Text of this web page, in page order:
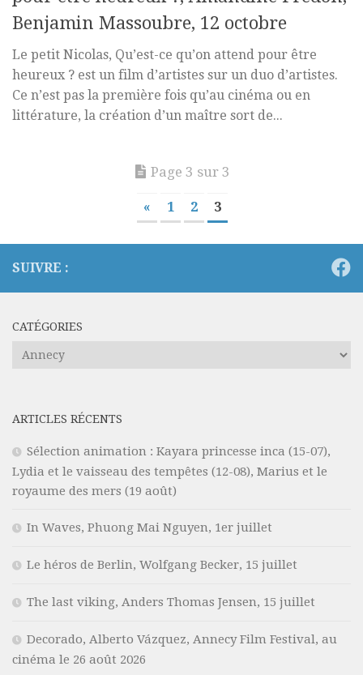
Benjamin Massoubre, 12 octobre
Le petit Nicolas, Qu’est-ce qu’on attend pour être
heureux ? est un film d’artistes sur un duo d’artistes.
Ce n’est pas la première fois qu’au cinéma ou en
littérature, la création d’un maître sort de...
Page 3 sur 3
« 1 2 3
SUIVRE :
CATÉGORIES
Catégories
ARTICLES RÉCENTS
Sélection animation : Kayara princesse inca (15-07),
Lydia et le vaisseau des tempêtes (12-08), Marius et le
royaume des mers (19 août)
In Waves, Phuong Mai Nguyen, 1er juillet
Le héros de Berlin, Wolfgang Becker, 15 juillet
The last viking, Anders Thomas Jensen, 15 juillet
Decorado, Alberto Vázquez, Annecy Film Festival, au
cinéma le 26 août 2026